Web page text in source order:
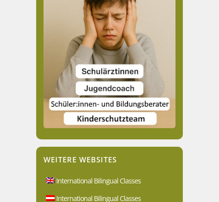
WEITERE WEBSITES
International Bilingual Classes
International Bilingual Classes